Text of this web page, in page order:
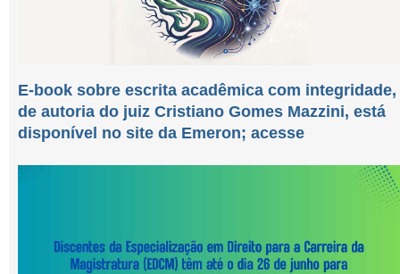
E-book sobre escrita acadêmica com integridade,
de autoria do juiz Cristiano Gomes Mazzini, está
disponível no site da Emeron; acesse